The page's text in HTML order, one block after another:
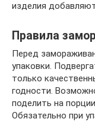
изделия
Правила
Перед
упаковки.
только
годности.
поделить на
Обязательно при